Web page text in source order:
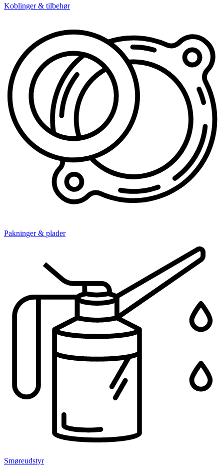
Koblinger & tilbehør
Pakninger & plader
Smøreudstyr